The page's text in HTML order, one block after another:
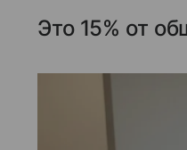
Это 15% от